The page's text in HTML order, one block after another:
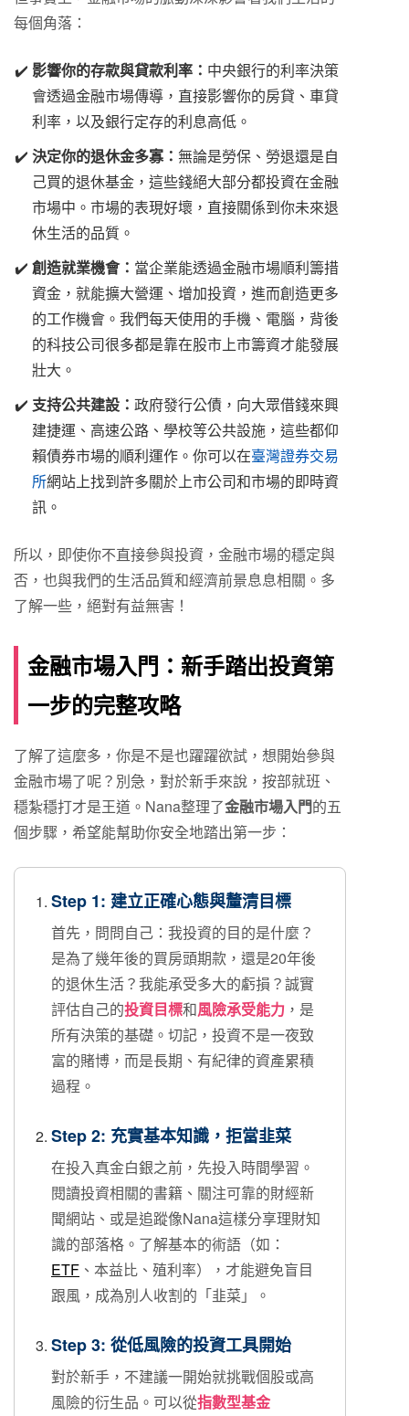
每個角落：
影響你的存款與貸款利率： 中央銀行的利率決策
會透過金融市場傳導，直接影響你的房貸、車貸
利率，以及銀行定存的利息高低。
決定你的退休金多寡： 無論是勞保、勞退還是自
己買的退休基金，這些錢絕大部分都投資在金融
市場中。市場的表現好壞，直接關係到你未來退
休生活的品質。
創造就業機會： 當企業能透過金融市場順利籌措
資金，就能擴大營運、增加投資，進而創造更多
的工作機會。我們每天使用的手機、電腦，背後
的科技公司很多都是靠在股市上市籌資才能發展
壯大。
支持公共建設： 政府發行公債，向大眾借錢來興
建捷運、高速公路、學校等公共設施，這些都仰
賴債券市場的順利運作。你可以在臺灣證券交易
所網站上找到許多關於上市公司和市場的即時資
訊。
所以，即使你不直接參與投資，金融市場的穩定與
否，也與我們的生活品質和經濟前景息息相關。多
了解一些，絕對有益無害！
金融市場入門：新手踏出投資第
一步的完整攻略
了解了這麼多，你是不是也躍躍欲試，想開始參與
金融市場了呢？別急，對於新手來說，按部就班、
穩紮穩打才是王道。Nana整理了金融市場入門的五
個步驟，希望能幫助你安全地踏出第一步：
Step 1: 建立正確心態與釐清目標
首先，問問自己：我投資的目的是什麼？
是為了幾年後的買房頭期款，還是20年後
的退休生活？我能承受多大的虧損？誠實
評估自己的投資目標和風險承受能力 ，是
所有決策的基礎。切記，投資不是一夜致
富的賭博，而是長期、有紀律的資產累積
過程。
Step 2: 充實基本知識，拒當韭菜
在投入真金白銀之前，先投入時間學習。
閱讀投資相關的書籍、關注可靠的財經新
聞網站、或是追蹤像Nana這樣分享理財知
識的部落格。了解基本的術語（如：
ETF 、本益比、殖利率），才能避免盲目
跟風，成為別人收割的「韭菜」。
Step 3: 從低風險的投資工具開始
對於新手，不建議一開始就挑戰個股或高
風險的衍生品。可以從指數型基金